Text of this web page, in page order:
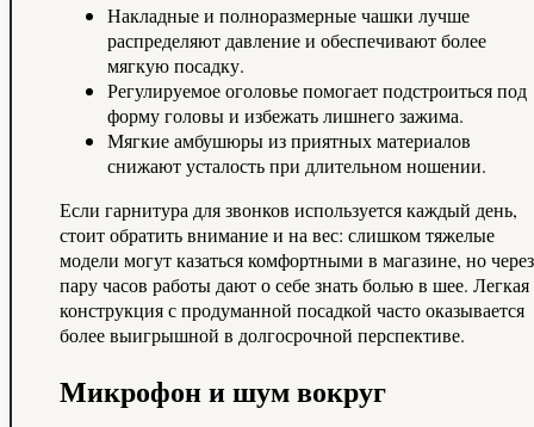
Накладные и полноразмерные чашки лучше
распределяют давление и обеспечивают более
мягкую посадку.
Регулируемое оголовье помогает подстроиться под
форму головы и избежать лишнего зажима.
Мягкие амбушюры из приятных материалов
снижают усталость при длительном ношении.
Если гарнитура для звонков используется каждый день,
стоит обратить внимание и на вес: слишком тяжелые
модели могут казаться комфортными в магазине, но через
пару часов работы дают о себе знать болью в шее. Легкая
конструкция с продуманной посадкой часто оказывается
более выигрышной в долгосрочной перспективе.
Микрофон и шум вокруг